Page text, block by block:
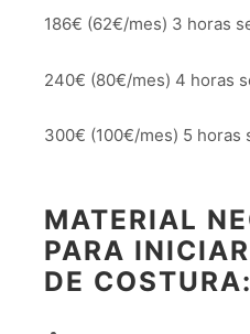
186€ (62€/mes) 3 horas
240€ (80€/mes) 4 horas
300€ (100€/mes) 5 horas
MATERIAL
PARA
DE COSTURA: